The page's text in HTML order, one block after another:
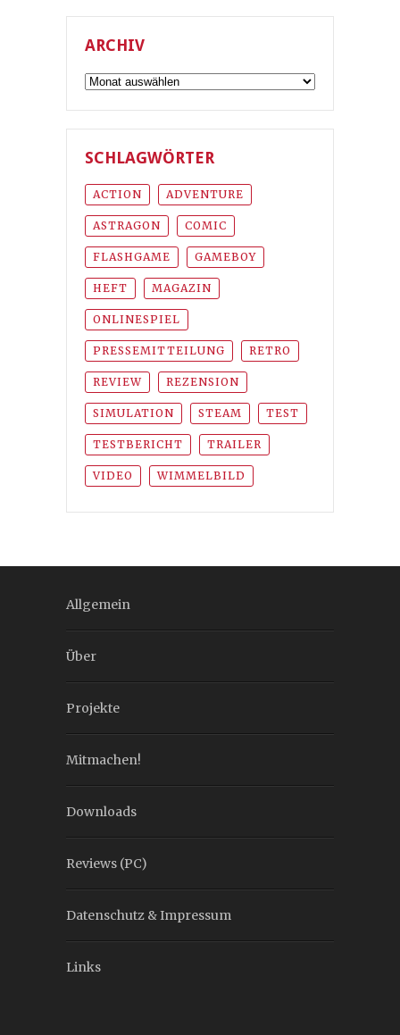
ARCHIV
Archiv
SCHLAGWÖRTER
ACTION ADVENTURE
ASTRAGON COMIC
FLASHGAME GAMEBOY
HEFT MAGAZIN
ONLINESPIEL
PRESSEMITTEILUNG RETRO
REVIEW REZENSION
SIMULATION STEAM TEST
TESTBERICHT TRAILER
VIDEO WIMMELBILD
Allgemein
Über
Projekte
Mitmachen!
Downloads
Reviews (PC)
Datenschutz & Impressum
Links